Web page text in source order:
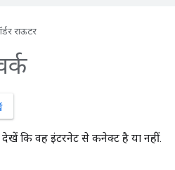
राऊटर
कि वह इंटरनेट से कनेक्ट है या नहीं.